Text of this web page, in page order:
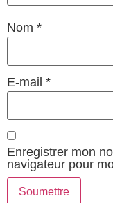
Nom *
E-mail *
Enregistrer mon
navigateur pour